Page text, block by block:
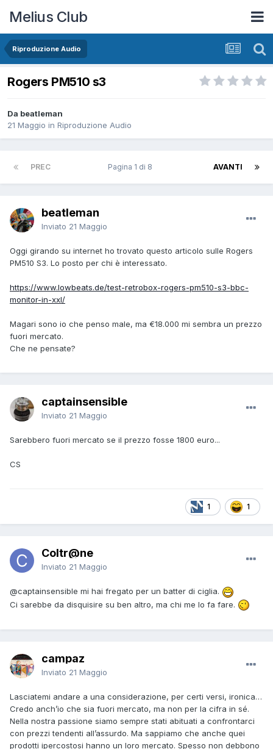
Melius Club
Riproduzione Audio
Rogers PM510 s3
Da beatleman
21 Maggio in Riproduzione Audio
PREC AVANTI
Pagina 1 di 8
beatleman
Inviato 21 Maggio
Oggi girando su internet ho trovato questo articolo sulle Rogers
PM510 S3. Lo posto per chi è interessato.
https://www.lowbeats.de/test-retrobox-rogers-pm510-s3-bbc-
monitor-in-xxl/
Magari sono io che penso male, ma €18.000 mi sembra un prezzo
fuori mercato.
Che ne pensate?
captainsensible
Inviato 21 Maggio
Sarebbero fuori mercato se il prezzo fosse 1800 euro...
CS
1 1
Coltr@ne
Inviato 21 Maggio
@captainsensible mi hai fregato per un batter di ciglia.
Ci sarebbe da disquisire su ben altro, ma chi me lo fa fare.
campaz
Inviato 21 Maggio
Lasciatemi andare a una considerazione, per certi versi, ironica…
Credo anch’io che sia fuori mercato, ma non per la cifra in sé.
Nella nostra passione siamo sempre stati abituati a confrontarci
con prezzi tendenti all’assurdo. Ma sappiamo che anche quei
prodotti ipercostosi hanno un loro mercato. Spesso non debbono